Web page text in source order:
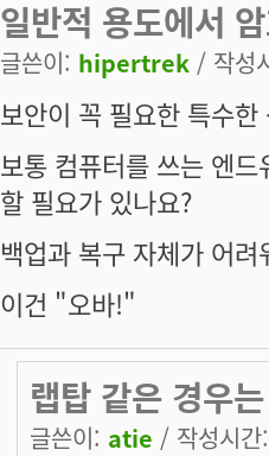
일반적 용도에서
글쓴이: hipertrek / 작성
보안이 꼭 필요한 특수
보통 컴퓨터를 쓰는 엔
할 필요가 있나요?
백업과 복구 자체가 어
이건 "오바!"
랩탑 같은 경우는
글쓴이: atie / 작성시